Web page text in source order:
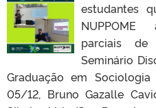
estudantes
NUPPOME
parciais
Seminário
Graduação em
05/12, Bruno Gazalle